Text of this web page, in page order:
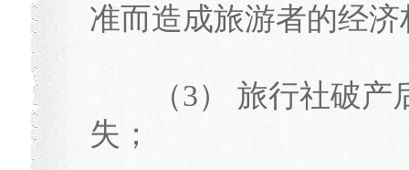
准而造成旅游者的经
（3） 旅行社破产
失；